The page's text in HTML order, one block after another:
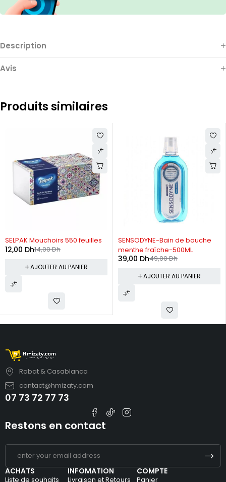
Description
Avis
Produits similaires
-14%
SELPAK Mouchoirs 550 feuilles
14,00Dh
12,00 Dh
AJOUTER AU PANIER
-20%
SENSODYNE-Bain de bouche
menthe fraîche-500ML
49,00Dh
39,00 Dh
AJOUTER AU PANIER
Rabat & Casablanca
contact@hmizaty.com
07 73 72 77 73
ACHATS
Liste de souhaits
INFOMATION
Livraison et Retours
COMPTE
Panier
Restons en contact